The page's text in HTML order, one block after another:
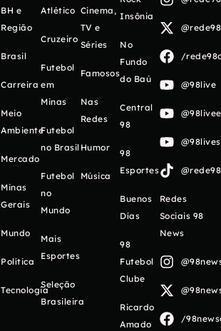
BH e
Região
Brasil
Carreira
Meio
Ambiente
Mercado
Minas
Gerais
Mundo
Política
Tecnologia
Atlético
Cruzeiro
Futebol
em
Minas
Futebol
no Brasil
Futebol
no
Mundo
Mais
Esportes
Seleção
Brasileira
Cinema,
TV e
Séries
Famosos
Nas
Redes
Humor
Música
Insônia
No
Fundo
do Baú
Central
98
98
Esportes
Buenos
Días
98
Futebol
Clube
Ricardo
Amado
/
@98live
Redes
Sociais 98
News
/